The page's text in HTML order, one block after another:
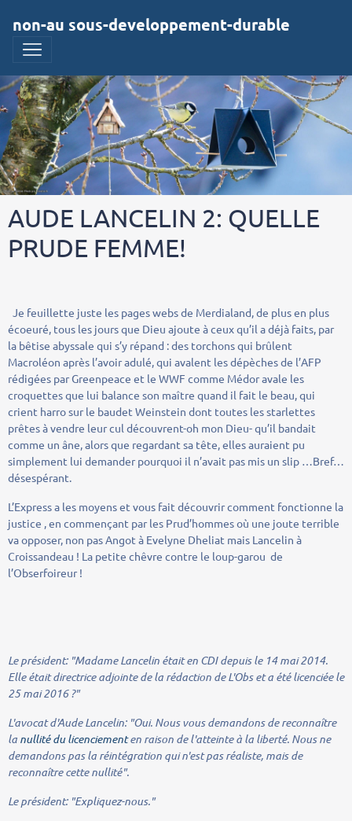
non-au sous-developpement-durable
AUDE LANCELIN 2: QUELLE
PRUDE FEMME!
Je feuillette juste les pages webs de Merdialand, de plus en plus
écoeuré, tous les jours que Dieu ajoute à ceux qu’il a déjà faits, par
la bêtise abyssale qui s’y répand : des torchons qui brûlent
Macroléon après l’avoir adulé, qui avalent les dépèches de l’AFP
rédigées par Greenpeace et le WWF comme Médor avale les
croquettes que lui balance son maître quand il fait le beau, qui
crient harro sur le baudet Weinstein dont toutes les starlettes
prêtes à vendre leur cul découvrent-oh mon Dieu- qu’il bandait
comme un âne, alors que regardant sa tête, elles auraient pu
simplement lui demander pourquoi il n’avait pas mis un slip …Bref…
désespérant.
L’Express a les moyens et vous fait découvrir comment fonctionne la
justice , en commençant par les Prud’hommes où une joute terrible
va opposer, non pas Angot à Evelyne Dheliat mais Lancelin à
Croissandeau ! La petite chêvre contre le loup-garou de
l’Obserfoireur !
Le président:"Madame Lancelin était en CDI depuis le 14 mai 2014.
Elle était directrice adjointe de la rédaction de L'Obs et a été licenciée le
25 mai 2016 ?"
L'avocat d'Aude Lancelin:"Oui. Nous vous demandons de reconnaître
la nullité du licenciementen raison de l'atteinte à la liberté. Nous ne
demandons pas la réintégration qui n'est pas réaliste, mais de
reconnaître cette nullité".
Le président:"Expliquez-nous."